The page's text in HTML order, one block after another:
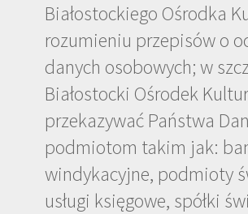
Białostockiego Ośrodka
rozumieniu przepisów o
danych osobowych; w
Białostocki Ośrodek
przekazywać Państwa
podmiotom takim jak:
windykacyjne, podmioty
usługi księgowe, spółki